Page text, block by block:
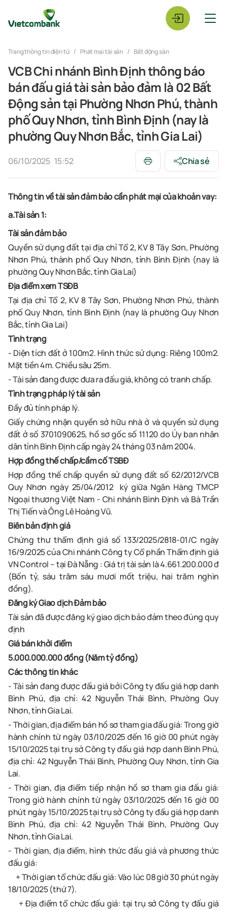
Trang thông tin điện tử Phát mại tài sản Bất động sản
VCB Chi nhánh Bình Định thông báo
bán đấu giá tài sản bảo đảm là 02 Bất
Động sản tại Phường Nhơn Phú, thành
phố Quy Nhơn, tỉnh Bình Định (nay là
phường Quy Nhơn Bắc, tỉnh Gia Lai)
06/10/2025 15:52 Chia sẻ
Thông tin về tài sản đảm bảo cần phát mại của khoản vay:
a.Tài sản 1:
Tài sản đảm bảo
Quyền sử dụng đất tại địa chỉ Tổ 2, KV 8 Tây Sơn, Phường
Nhơn Phú, thành phố Quy Nhơn, tỉnh Bình Định (nay là
phường Quy Nhơn Bắc, tỉnh Gia Lai)
Địa điểm xem TSĐB
Tại địa chỉ Tổ 2, KV 8 Tây Sơn, Phường Nhơn Phú, thành
phố Quy Nhơn, tỉnh Bình Định (nay là phường Quy Nhơn
Bắc, tỉnh Gia Lai)
Tình trạng
- Diện tích đất ở 100m2. Hình thức sử dụng: Riêng 100m2.
Mặt tiền 4m. Chiều sâu 25m.
- Tài sản đang được đưa ra đấu giá, không có tranh chấp.
Tình trạng pháp lý tài sản
Đầy đủ tính pháp lý.
Giấy chứng nhận quyền sở hữu nhà ở và quyền sử dụng
đất ở số 3701090625, hồ sơ gốc số 11120 do Ủy ban nhân
dân tỉnh Bình Định cấp ngày 24 tháng 03 năm 2004.
Hợp đồng thế chấp/cầm cố TSBĐ
Hợp đồng thế chấp quyền sử dụng đất số 62/2012/VCB
Quy Nhơn ngày 25/04/2012 ký giữa Ngân Hàng TMCP
Ngoại thương Việt Nam - Chi nhánh Bình Định và Bà Trần
Thị Tiến và Ông Lê Hoàng Vũ.
Biên bản định giá
Chứng thư thẩm định giá số 133/2025/2818-01/C ngày
16/9/2025 của Chi nhánh Công ty Cổ phần Thẩm định giá
VN Control – tại Đà Nẵng : Giá trị tài sản là 4.661.200.000 đ
(Bốn tỷ, sáu trăm sáu mươi mốt triệu, hai trăm nghìn
đồng).
Đăng ký Giao dịch Đảm bảo
Tài sản đã được đăng ký giao dịch bảo đảm theo đúng quy
định
Giá bán khởi điểm
5.000.000.000 đồng (Năm tỷ đồng)
Các thông tin khác
- Tài sản đang được đấu giá bởi Công ty đấu giá hợp danh
Bình Phú, địa chỉ: 42 Nguyễn Thái Bình, Phường Quy
Nhơn, tỉnh Gia Lai.
- Thời gian, địa điểm bán hồ sơ tham gia đấu giá:Trong giờ
hành chính từ ngày 03/10/2025 đến 16 giờ 00 phút ngày
15/10/2025 tại trụ sởCông ty đấu giá hợp danh Bình Phú,
địa chỉ: 42 Nguyễn Thái Bình, Phường Quy Nhơn, tỉnh Gia
Lai.
- Thời gian, địa điểm tiếp nhận hồ sơ tham gia đấu giá:
Trong giờ hành chính từ ngày 03/10/2025 đến 16 giờ 00
phút ngày 15/10/2025 tại trụ sởCông ty đấu giá hợp danh
Bình Phú, địa chỉ:42 Nguyễn Thái Bình, Phường Quy
Nhơn, tỉnh Gia Lai.
- Thời gian, địa điểm, hình thức đấu giá và phương thức
đấu giá:
+ Thời gian tổ chức đấu giá: Vào lúc 08giờ 30 phút ngày
18/10/2025 (thứ 7).
+Địa điểm tổ chức đấu giá: tại trụ sở Công ty đấu giá